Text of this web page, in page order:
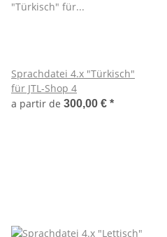
Sprachdatei 4.x "Türkisch"
für JTL-Shop 4
a partir de 300,00 € *